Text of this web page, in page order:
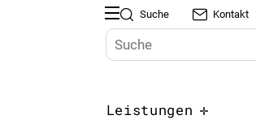
Suche Kontakt
Leistungen